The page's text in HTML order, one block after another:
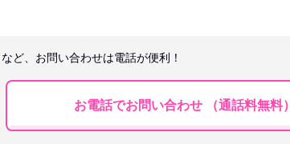
ど、お問い合わせは電話が便利！
お電話でお問い合わせ （通話料無料）